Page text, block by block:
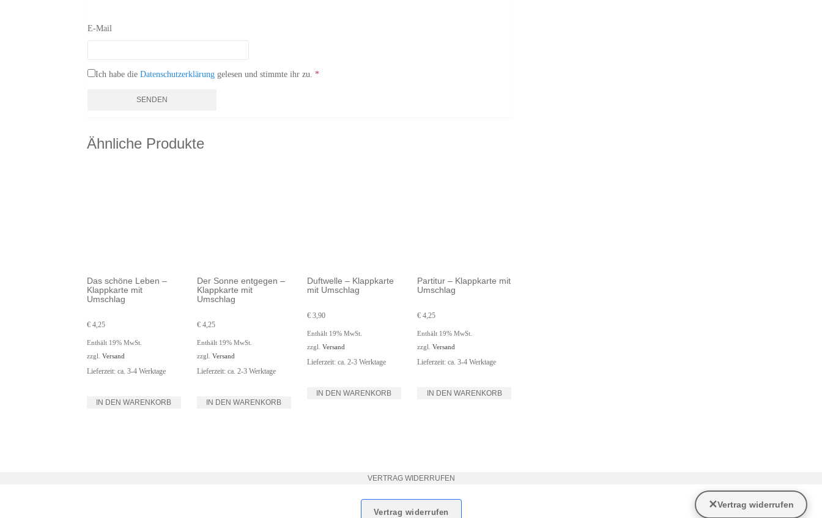
E-Mail
Ich habe die Datenschutzerklärung gelesen und stimmte ihr zu. *
Ähnliche Produkte
Das schöne Leben –
Klappkarte mit
Umschlag
€ 4,25
Enthält 19% MwSt.
zzgl. Versand
Lieferzeit: ca. 3-4 Werktage
IN DEN WARENKORB
Der Sonne entgegen –
Klappkarte mit
Umschlag
€ 4,25
Enthält 19% MwSt.
zzgl.Versand
Lieferzeit: ca. 2-3 Werktage
IN DEN WARENKORB
Duftwelle – Klappkarte
mit Umschlag
€ 3,90
Enthält 19% MwSt.
zzgl.Versand
Lieferzeit: ca. 2-3 Werktage
IN DEN WARENKORB
Partitur – Klappkarte mit
Umschlag
€ 4,25
Enthält 19% MwSt.
zzgl.Versand
Lieferzeit: ca. 3-4 Werktage
IN DEN WARENKORB
VERTRAG WIDERRUFEN
Vertrag widerrufen
✕Vertrag widerrufen